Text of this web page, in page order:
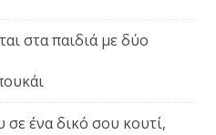
στα παιδιά με δύο
ένα δικό σου κουτί,